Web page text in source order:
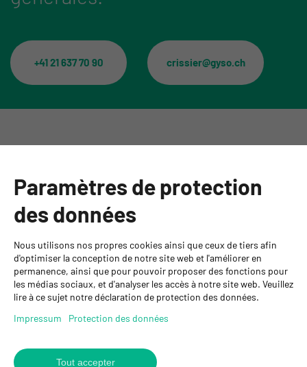
+41 21 637 70 90 crissier@gyso.ch
Informations
GYSO SA
Succursale Crissier
Chemin de Closalet 20
1023 Crissier
+41 21 637 70 90
www.gyso.ch
Paramètres de protection
des données
Nous utilisons nos propres cookies ainsi que ceux de tiers afin
d'optimiser la conception de notre site web et l'améliorer en
permanence, ainsi que pour pouvoir proposer des fonctions pour
les médias sociaux, et d'analyser les accès à notre site web. Veuillez
lire à ce sujet notre déclaration de protection des données.
Impressum
Protection des données
Tout accepter